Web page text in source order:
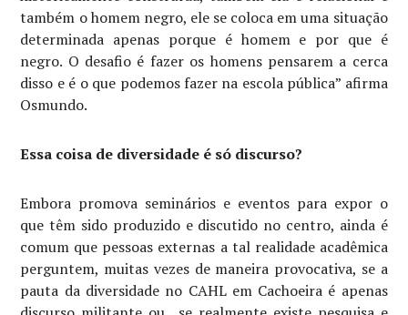
também o homem negro, ele se coloca em uma situação
determinada apenas porque é homem e por que é
negro. O desafio é fazer os homens pensarem a cerca
disso e é o que podemos fazer na escola pública” afirma
Osmundo.
Essa coisa de diversidade é só discurso?
Embora promova seminários e eventos para expor o
que têm sido produzido e discutido no centro, ainda é
comum que pessoas externas a tal realidade acadêmica
perguntem, muitas vezes de maneira provocativa, se a
pauta da diversidade no CAHL em Cachoeira é apenas